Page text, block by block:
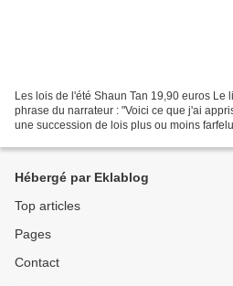
Les lois de l'été Shaun Tan 19,90 euros Le
phrase du narrateur : "Voici ce que j'ai
une succession de lois plus ou moins
Hébergé par Eklablog
Top articles
Pages
Contact